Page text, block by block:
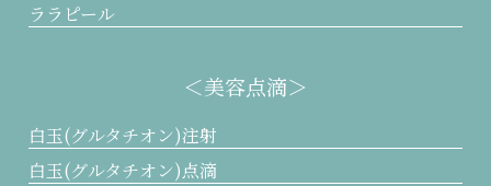
ララピール
＜美容点滴＞
白玉(グルタチオン)注射
白玉(グルタチオン)点滴